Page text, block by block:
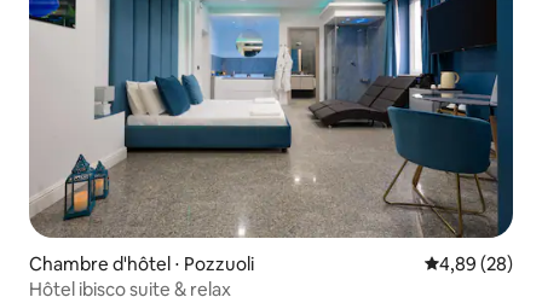
Chambre d'hôtel ⋅ Pozzuoli Évaluation
4,89 (28)
Hôtel ibisco suite & relax